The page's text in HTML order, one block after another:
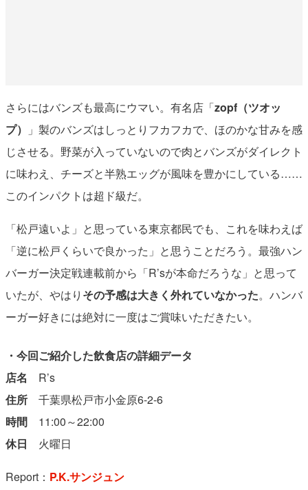
さらにはバンズも最高にウマい。有名店「zopf（ツオッ
プ）
」製のバンズはしっとりフカフカで、ほのかな甘みを感
じさせる。野菜が入っていないので肉とバンズがダイレクト
に味わえ、チーズと半熟エッグが風味を豊かにしている……
このインパクトは超ド級だ。
「松戸遠いよ」と思っている東京都民でも、これを味わえば
「逆に松戸くらいで良かった」と思うことだろう。最強ハン
バーガー決定戦連載前から「R’sが本命だろうな」と思って
いたが、やはり その予感は大きく外れていなかった。ハンバ
ーガー好きには絶対に一度はご賞味いただきたい。
・今回ご紹介した飲食店の詳細データ
店名 R’s
住所 千葉県松戸市小金原6-2-6
時間 11:00～22:00
休日 火曜日
Report： P.K.サンジュン